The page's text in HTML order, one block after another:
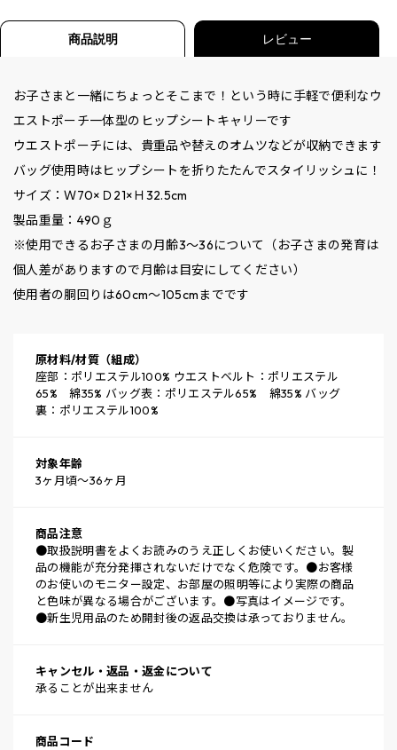
商品説明 レビュー
お子さまと一緒にちょっとそこまで！という時に手軽で便利なウ
エストポーチ一体型のヒップシートキャリーです
ウエストポーチには、貴重品や替えのオムツなどが収納できます
バッグ使用時はヒップシートを折りたたんでスタイリッシュに！
サイズ：Ｗ70×Ｄ21×Ｈ32.5cm
製品重量：490ｇ
※使用できるお子さまの月齢3～36について（お子さまの発育は
個人差がありますので月齢は目安にしてください）
使用者の胴回りは60cm～105cmまでです
原材料/材質（組成）
座部：ポリエステル100% ウエストベルト：ポリエステル
65% 綿35% バッグ表：ポリエステル65% 綿35% バッグ
裏：ポリエステル100%
対象年齢
3ヶ月頃～36ヶ月
商品注意
●取扱説明書をよくお読みのうえ正しくお使いください。製
品の機能が充分発揮されないだけでなく危険です。●お客様
のお使いのモニター設定、お部屋の照明等により実際の商品
と色味が異なる場合がございます。●写真はイメージです。
●新生児用品のため開封後の返品交換は承っておりません。
キャンセル・返品・返金について
承ることが出来ません
商品コード